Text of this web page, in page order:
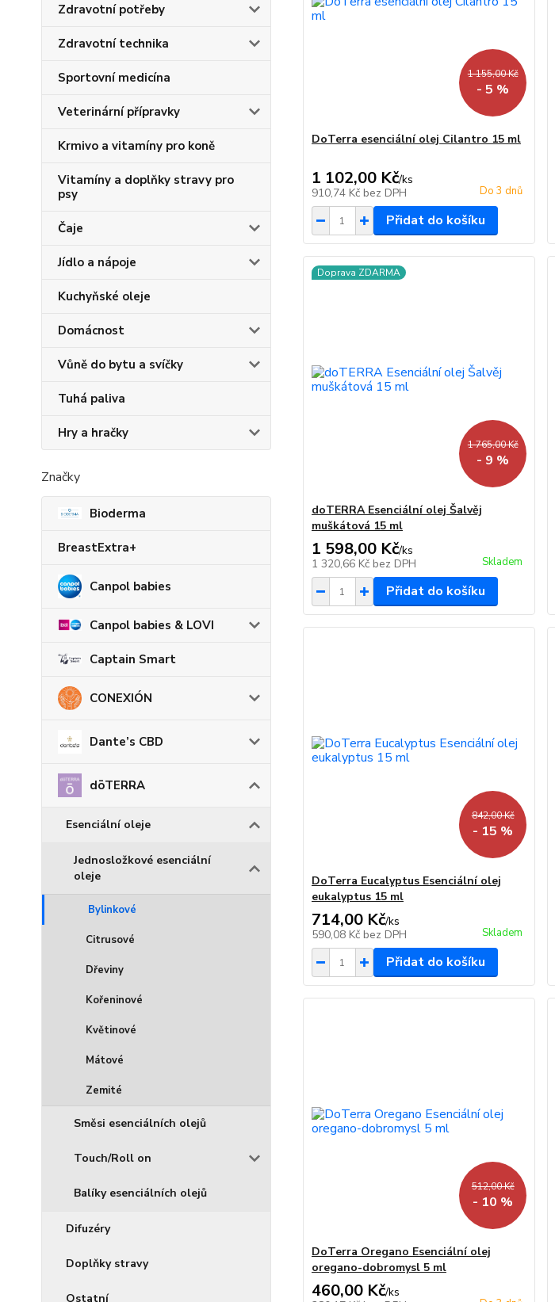
Zdravotní potřeby
Zdravotní technika
Sportovní medicína
Veterinární přípravky
Krmivo a vitamíny pro koně
Vitamíny a doplňky stravy pro
psy
Čaje
Jídlo a nápoje
Kuchyňské oleje
Domácnost
Vůně do bytu a svíčky
Tuhá paliva
Hry a hračky
Značky
Bioderma
BreastExtra+
Canpol babies
Canpol babies & LOVI
Captain Smart
CONEXIÓN
Dante’s CBD
dōTERRA
Esenciální oleje
Jednosložkové esenciální
oleje
Bylinkové
Citrusové
Dřeviny
Kořeninové
Květinové
Mátové
Zemité
Směsi esenciálních olejů
Touch/Roll on
Balíky esenciálních olejů
Difuzéry
Doplňky stravy
Ostatní
1 155,00 Kč
- 5 %
DoTerra esenciální olej Cilantro 15 ml
1 102,00 Kč/ks
910,74 Kč bez DPH Do 3 dnů
Přidat do košíku
Doprava ZDARMA
1 765,00 Kč
- 9 %
doTERRA Esenciální olej Šalvěj
muškátová 15 ml
1 598,00 Kč/ks
1 320,66 Kč bez DPH Skladem
Přidat do košíku
842,00 Kč
- 15 %
DoTerra Eucalyptus Esenciální olej
eukalyptus 15 ml
714,00 Kč/ks
590,08 Kč bez DPH Skladem
Přidat do košíku
512,00 Kč
- 10 %
DoTerra Oregano Esenciální olej
oregano-dobromysl 5 ml
460,00 Kč/ks